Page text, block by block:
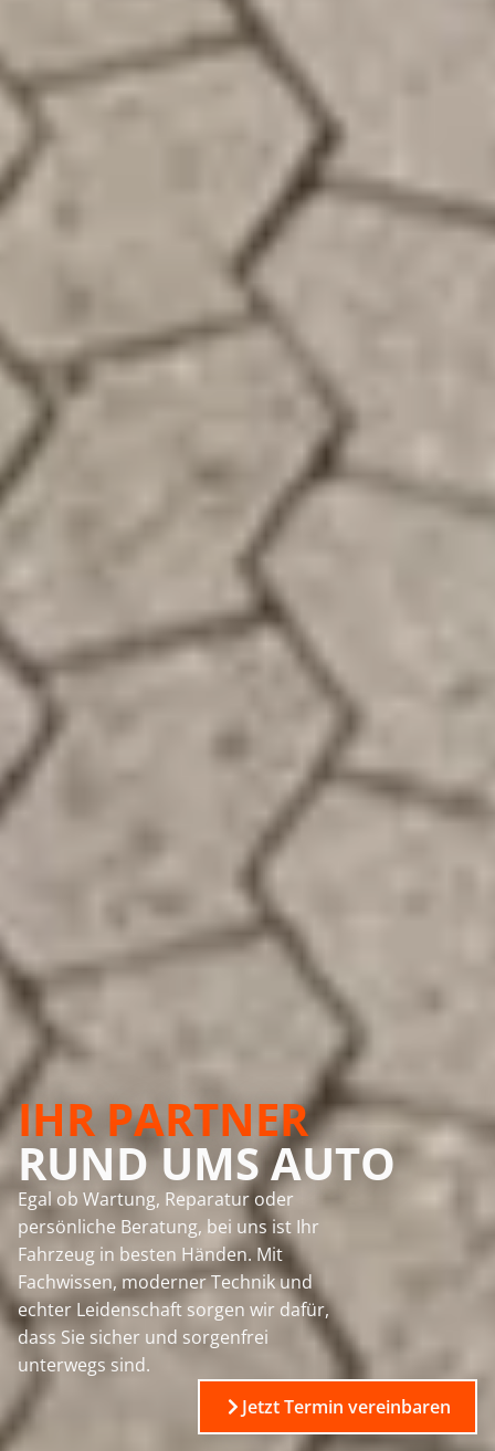
IHR PARTNER
RUND UMS AUTO
Egal ob Wartung, Reparatur oder
persönliche Beratung, bei uns ist Ihr
Fahrzeug in besten Händen. Mit
Fachwissen, moderner Technik und
echter Leidenschaft sorgen wir dafür,
dass Sie sicher und sorgenfrei
unterwegs sind.
Jetzt Termin vereinbaren